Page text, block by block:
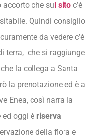
accorto che sul sito c’è
Quindi consiglio
da vedere c’è
terra, che si raggiunge
la collega a Santa
la prenotazione ed è a
Enea, così narra la
ed oggi è riserva
della flora e